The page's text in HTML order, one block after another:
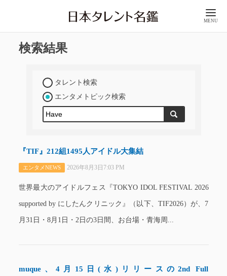
MENU
検索結果
タレント検索
エンタメトピック検索
『TIF』212組1495人アイドル大集結
エンタメNEWS 2026年8月3日7:03 PM
世界最大のアイドルフェス『TOKYO IDOL FESTIVAL 2026
supported by にしたんクリニック』（以下、TIF2026）が、7
月31日・8月1日・2日の3日間、お台場・青海周...
muque、4月15日(水)リリースの2nd Full